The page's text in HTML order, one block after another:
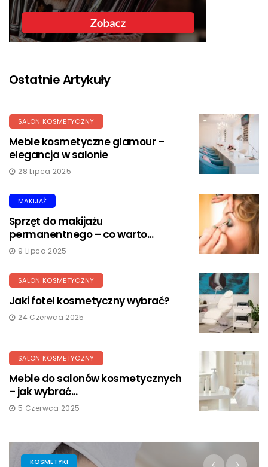
Ostatnie Artykuły
SALON KOSMETYCZNY
Meble kosmetyczne glamour –
elegancja w salonie
28 Lipca 2025
MAKIJAŻ
Sprzęt do makijażu
permanentnego – co warto...
9 Lipca 2025
SALON KOSMETYCZNY
Jaki fotel kosmetyczny wybrać?
24 Czerwca 2025
SALON KOSMETYCZNY
Meble do salonów kosmetycznych
– jak wybrać...
5 Czerwca 2025
KOSMETYKI